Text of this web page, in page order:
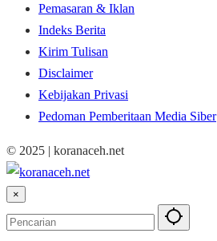
Pemasaran & Iklan
Indeks Berita
Kirim Tulisan
Disclaimer
Kebijakan Privasi
Pedoman Pemberitaan Media Siber
© 2025 | koranaceh.net
×